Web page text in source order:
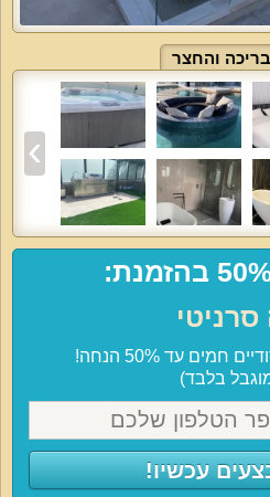
והחצר
סרניטי
עד 50% הנחה!
בלבד)
עכשיו!